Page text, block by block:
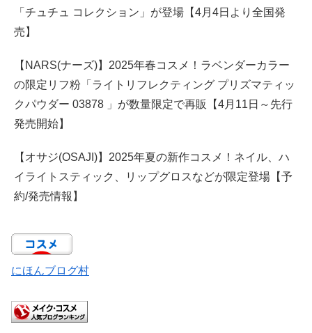
「チュチュ コレクション」が登場【4月4日より全国発
売】
【NARS(ナーズ)】2025年春コスメ！ラベンダーカラー
の限定リフ粉「ライトリフレクティング プリズマティッ
クパウダー 03878 」が数量限定で再販【4月11日～先行
発売開始】
【オサジ(OSAJI)】2025年夏の新作コスメ！ネイル、ハ
イライトスティック、リップグロスなどが限定登場【予
約/発売情報】
にほんブログ村